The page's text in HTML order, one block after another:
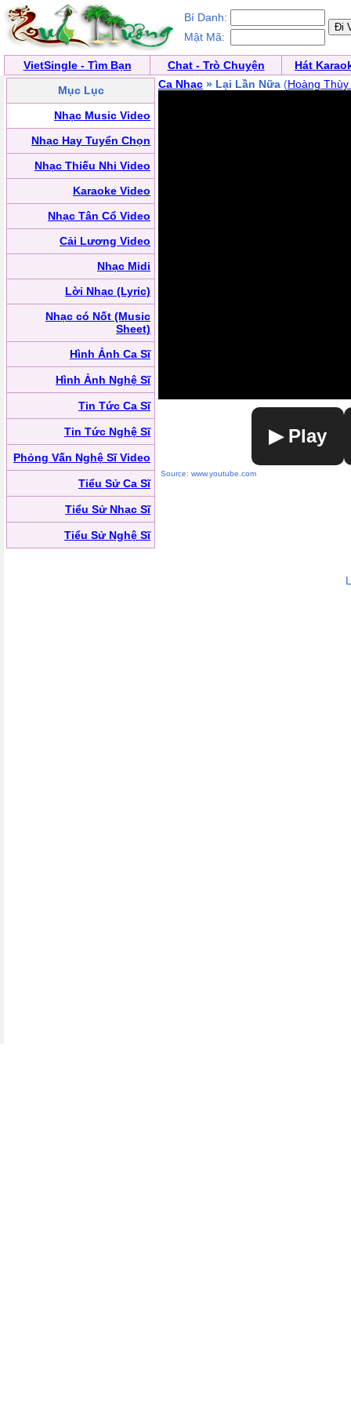
Bí Danh:
Mật Mã:
VietSingle - Tìm Bạn Chat - Trò Chuyện
Hát
Mục Lục
Nhạc Music Video
Nhạc Hay Tuyển Chọn
Nhạc Thiếu Nhi Video
Karaoke Video
Nhạc Tân Cổ Video
Cải Lương Video
Nhạc Midi
Lời Nhạc (Lyric)
Nhạc có Nốt (Music
Sheet)
Hình Ảnh Ca Sĩ
Hình Ảnh Nghệ Sĩ
Tin Tức Ca Sĩ
Tin Tức Nghệ Sĩ
Phỏng Vấn Nghệ Sĩ Video
Tiểu Sử Ca Sĩ
Tiểu Sử Nhạc Sĩ
Tiểu Sử Nghệ Sĩ
Ca Nhạc » Lại Lần Nữa (Hoàng
▶ Play
Source: www.youtube.com